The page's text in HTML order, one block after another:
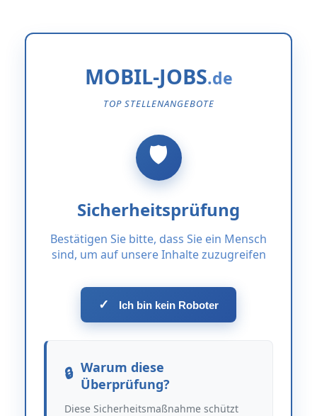
MOBIL-JOBS
TOP STELLENANGEBOTE
Sicherheitsprüfung
Bestätigen Sie bitte, dass Sie ein Mensch
sind, um auf unsere Inhalte zuzugreifen
✓ Ich bin kein Roboter
Warum diese
Überprüfung?
Diese Sicherheitsmaßnahme schützt